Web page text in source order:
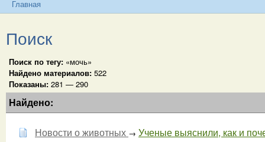
Главная
Поиск
Поиск по тегу: «мочь»
Найдено материалов: 522
Показаны: 281 — 290
Найдено:
Новости о животных → Ученые выяснили, как и